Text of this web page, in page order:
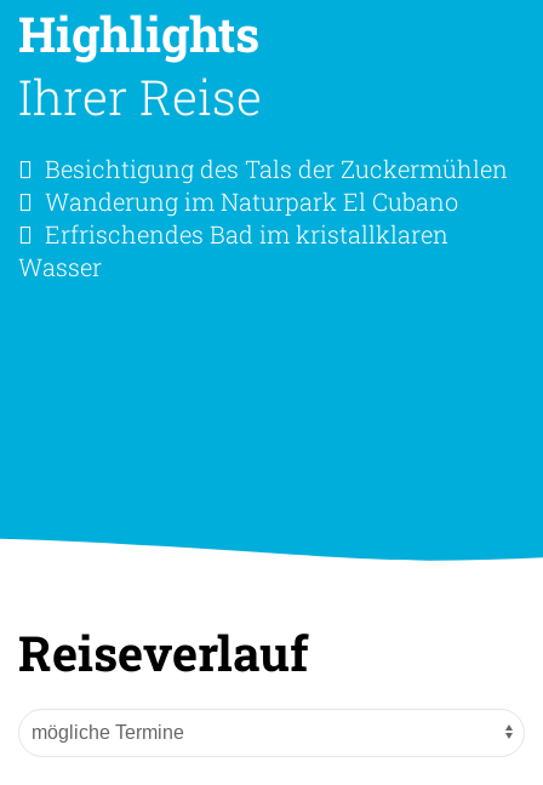
Highlights
Ihrer Reise
Besichtigung des Tals der Zuckermühlen
Wanderung im Naturpark El Cubano
Erfrischendes Bad im kristallklaren
Wasser
Reiseverlauf